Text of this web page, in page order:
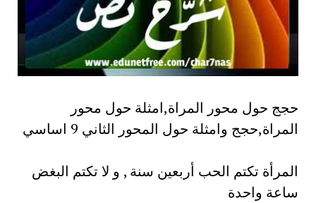
حجج حول محور المراة,امثلة حول محور
المراة,حجج وامثلة حول المحور الثاني 9 اساسي
المرأة تكتم الحب أربعين سنة , و لا تكتم البغض
ساعة واحدة